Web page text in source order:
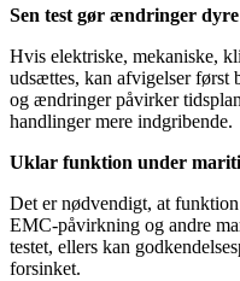
Sen test gør ændringer
Hvis elektriske, mekaniske,
udsættes, kan afvigelser først
og ændringer påvirker
handlinger mere indgribende.
Uklar funktion under
Det er nødvendigt, at
EMC-påvirkning og andre
testet, ellers kan
forsinket.